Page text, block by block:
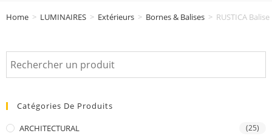
Home > LUMINAIRES > Extérieurs > Bornes & Balises > RUSTICA Balise
Catégories De Produits
ARCHITECTURAL (25)